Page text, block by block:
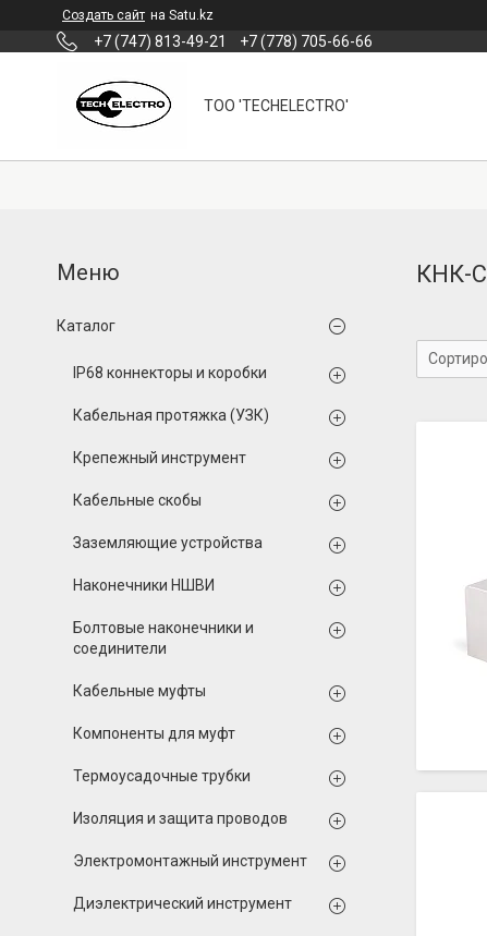
Создать сайт на Satu.kz
+7 (747) 813-49-21 +7 (778) 705-66-66
ТОО 'TECHELECTRO'
КНК-С
Каталог
IP68 коннекторы и коробки
Кабельная протяжка (УЗК)
Крепежный инструмент
Кабельные скобы
Заземляющие устройства
Наконечники НШВИ
Болтовые наконечники и
соединители
Кабельные муфты
Компоненты для муфт
Термоусадочные трубки
Изоляция и защита проводов
Электромонтажный инструмент
Диэлектрический инструмент